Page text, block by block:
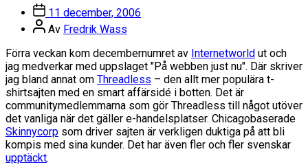
Inläggsdatum
11 december, 2006
Inläggsförfattare
Av Fredrik Wass
Förra veckan kom decembernumret av Internetworld ut och
jag medverkar med uppslaget "På webben just nu". Där skriver
jag bland annat om Threadless – den allt mer populära t-
shirtsajten med en smart affärsidé i botten. Det är
communitymedlemmarna som gör Threadless till något utöver
det vanliga när det gäller e-handelsplatser. Chicagobaserade
Skinnycorp som driver sajten är verkligen duktiga på att bli
kompis med sina kunder. Det har även fler och fler svenskar
upptäckt.